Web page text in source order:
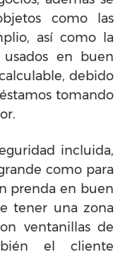
como las
así como la
en buen
debido
tomando
incluida,
como para
prenda en buen
tener una zona
ventanillas de
el cliente